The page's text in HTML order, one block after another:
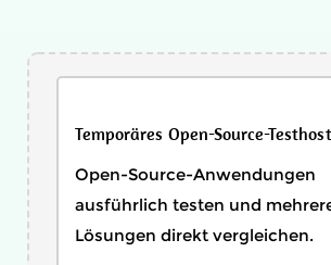
Temporäres Open-Source-
Open-Source-Anwendungen
ausführlich testen und
Lösungen direkt vergleichen.